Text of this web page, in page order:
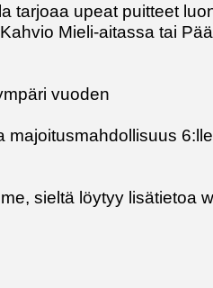
tarjoaa upeat puitteet
Mieli-aitassa tai
vuoden
majoitusmahdollisuus
sieltä löytyy lisätietoa